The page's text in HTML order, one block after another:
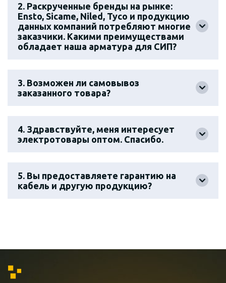
2. Раскрученные бренды на рынке:
Ensto, Sicame, Niled, Tyco и продукцию
данных компаний потребляют многие
заказчики. Какими преимуществами
обладает наша арматура для СИП?
3. Возможен ли самовывоз
заказанного товара?
4. Здравствуйте, меня интересует
электротовары оптом. Спасибо.
5. Вы предоставляете гарантию на
кабель и другую продукцию?